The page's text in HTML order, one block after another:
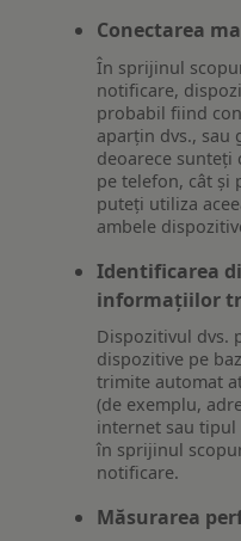
Conectarea
În sprijinul
notificare,
probabil fiind
aparțin dvs., sau
deoarece sunteți
pe telefon, cât și
puteți utiliza
ambele
Identificarea
informațiilor
Dispozitivul dvs.
dispozitive pe
trimite automat
(de exemplu,
internet sau
în sprijinul
notificare.
Măsurarea